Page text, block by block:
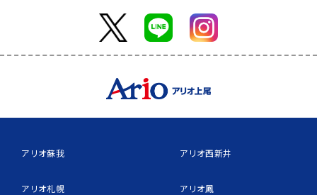
アリオ蘇我
アリオ札幌
アリオ西新井
アリオ鳳